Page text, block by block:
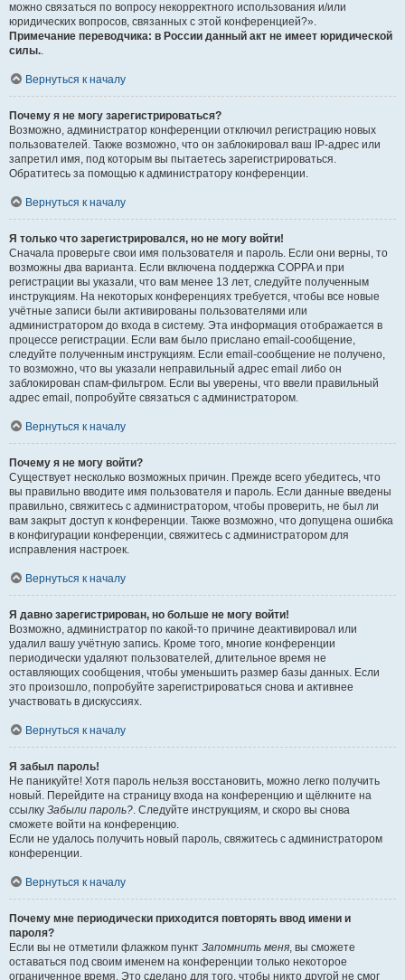
можно связаться по вопросу некорректного использования и/или
юридических вопросов, связанных с этой конференцией?».
Примечание переводчика: в России данный акт не имеет юридической
силы..
Вернуться к началу
Почему я не могу зарегистрироваться?
Возможно, администратор конференции отключил регистрацию новых
пользователей. Также возможно, что он заблокировал ваш IP-адрес или
запретил имя, под которым вы пытаетесь зарегистрироваться.
Обратитесь за помощью к администратору конференции.
Вернуться к началу
Я только что зарегистрировался, но не могу войти!
Сначала проверьте свои имя пользователя и пароль. Если они верны, то
возможны два варианта. Если включена поддержка COPPA и при
регистрации вы указали, что вам менее 13 лет, следуйте полученным
инструкциям. На некоторых конференциях требуется, чтобы все новые
учётные записи были активированы пользователями или
администратором до входа в систему. Эта информация отображается в
процессе регистрации. Если вам было прислано email-сообщение,
следуйте полученным инструкциям. Если email-сообщение не получено,
то возможно, что вы указали неправильный адрес email либо он
заблокирован спам-фильтром. Если вы уверены, что ввели правильный
адрес email, попробуйте связаться с администратором.
Вернуться к началу
Почему я не могу войти?
Существует несколько возможных причин. Прежде всего убедитесь, что
вы правильно вводите имя пользователя и пароль. Если данные введены
правильно, свяжитесь с администратором, чтобы проверить, не был ли
вам закрыт доступ к конференции. Также возможно, что допущена ошибка
в конфигурации конференции, свяжитесь с администратором для
исправления настроек.
Вернуться к началу
Я давно зарегистрирован, но больше не могу войти!
Возможно, администратор по какой-то причине деактивировал или
удалил вашу учётную запись. Кроме того, многие конференции
периодически удаляют пользователей, длительное время не
оставляющих сообщения, чтобы уменьшить размер базы данных. Если
это произошло, попробуйте зарегистрироваться снова и активнее
участвовать в дискуссиях.
Вернуться к началу
Я забыл пароль!
Не паникуйте! Хотя пароль нельзя восстановить, можно легко получить
новый. Перейдите на страницу входа на конференцию и щёлкните на
ссылку Забыли пароль?. Следуйте инструкциям, и скоро вы снова
сможете войти на конференцию.
Если не удалось получить новый пароль, свяжитесь с администратором
конференции.
Вернуться к началу
Почему мне периодически приходится повторять ввод имени и
пароля?
Если вы не отметили флажком пункт Запомнить меня, вы сможете
оставаться под своим именем на конференции только некоторое
ограниченное время. Это сделано для того, чтобы никто другой не смог